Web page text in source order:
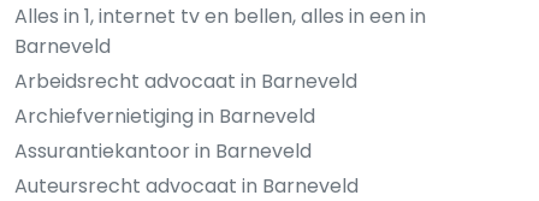
Alles in 1, internet tv en bellen, alles in een in
Barneveld
Arbeidsrecht advocaat in Barneveld
Archiefvernietiging in Barneveld
Assurantiekantoor in Barneveld
Auteursrecht advocaat in Barneveld